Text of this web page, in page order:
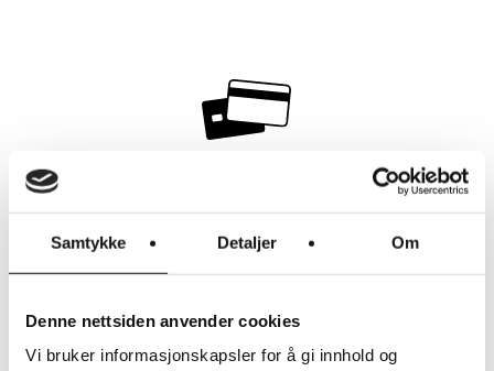
Samtykke Detaljer Om
Denne nettsiden anvender cookies
Vi bruker informasjonskapsler for å gi innhold og
AVBETALING
ELSYKKELFORSIKRING!